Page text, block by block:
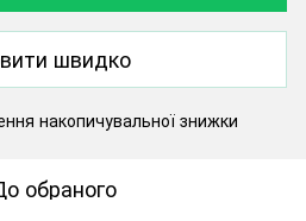
швидко
накопичувальної знижки
обраного